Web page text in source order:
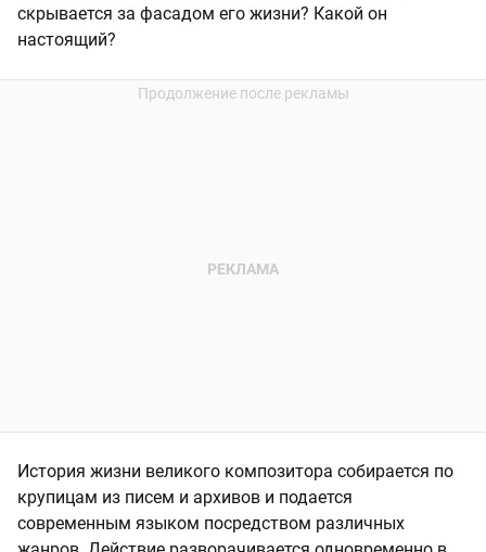
скрывается за фасадом его жизни? Какой он
настоящий?
История жизни великого композитора собирается по
крупицам из писем и архивов и подается
современным языком посредством различных